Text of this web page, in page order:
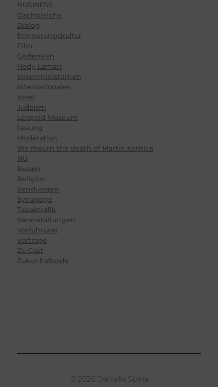
BUSINESS
Dachgleiche
Dialog
Erinnerungskultur
Film
Gedenken
Hedy Lamarr
Innenministerium
Internationales
Israel
Judaism
Leopold Museum
Lesung
Moderation
We mourn the death of Martin Karplus
NU
Reisen
Religion
Sendungen
Synagoge
Tabaktrafik
Veranstaltungen
Vorführung
Vorträge
Zu Gast
Zukunftsfonds
© 2026 Danielle Spera